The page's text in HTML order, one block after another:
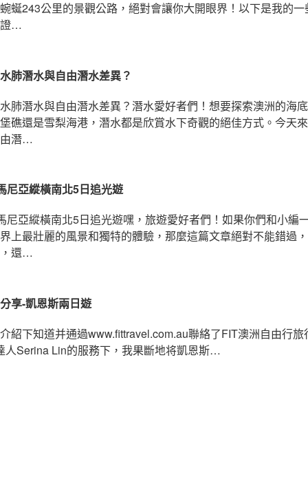
蜒243公里的景觀公路，絕對會讓你大開眼界！以下是我的一
證…
肺潛水與自由潛水差異？
肺潛水與自由潛水差異？潛水愛好者們！想要探索澳洲的海
礁還是雪梨海港，潛水都是欣賞水下奇觀的絕佳方式。今天
潛…
尼亞縱橫南北5日追光遊
尼亞縱橫南北5日追光遊嘿，旅遊愛好者們！如果你們和小編
上最壯麗的風景和獨特的體驗，那麼這篇文章絕對不能錯過
還…
享-凱恩斯兩日遊
紹下知道并通過www.fittravel.com.au聯絡了FIT澳洲自由行旅
人Serina Lin的服務下，我果斷地将凱恩斯…